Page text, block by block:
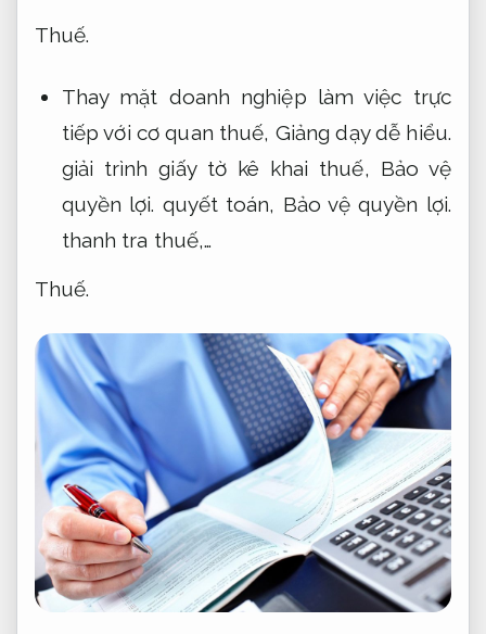
Thuế.
Thay mặt doanh nghiệp làm việc trực
tiếp với cơ quan thuế, Giảng dạy dễ hiểu.
giải trình giấy tờ kê khai thuế, Bảo vệ
quyền lợi. quyết toán, Bảo vệ quyền lợi.
thanh tra thuế,…
Thuế.